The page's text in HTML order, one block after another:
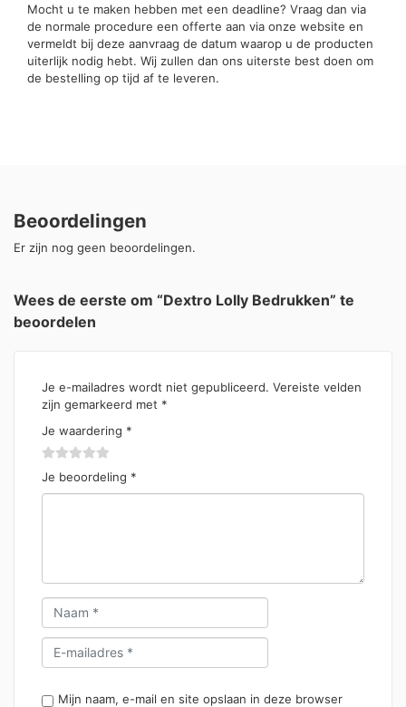
Mocht u te maken hebben met een deadline? Vraag dan via
de normale procedure een offerte aan via onze website en
vermeldt bij deze aanvraag de datum waarop u de producten
uiterlijk nodig hebt. Wij zullen dan ons uiterste best doen om
de bestelling op tijd af te leveren.
Beoordelingen
Er zijn nog geen beoordelingen.
Wees de eerste om “Dextro Lolly Bedrukken” te
beoordelen
Je e-mailadres wordt niet gepubliceerd. Vereiste velden
zijn gemarkeerd met *
Je waardering *
Je beoordeling *
Mijn naam, e-mail en site opslaan in deze browser